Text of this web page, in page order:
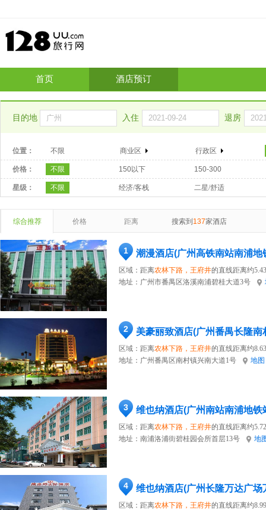
首页 酒店预订
目的地 入住 退房
位置： 不限 商业区 行政区
价格： 不限 150以下 150-300
星级： 不限 经济/客栈 二星/舒适
综合推荐 价格 距离 搜索到 137家酒店
1 潮漫酒店(广州高铁南站南浦地
区域：距离农林下路，王府井的直线距离约
地址： 广州市番禺区洛溪南浦碧桂大道3号
2 美豪丽致酒店(广州番禺长隆南
区域：距离农林下路，王府井的直线距离约
地址： 广州番禺区南村镇兴南大道1号 地图
3 维也纳酒店(广州南站南浦地铁
区域：距离农林下路，王府井的直线距离约
地址： 南浦洛浦街碧桂园会所首层13号 地
4 维也纳酒店(广州长隆万达广场
区域：距离农林下路，王府井的直线距离约